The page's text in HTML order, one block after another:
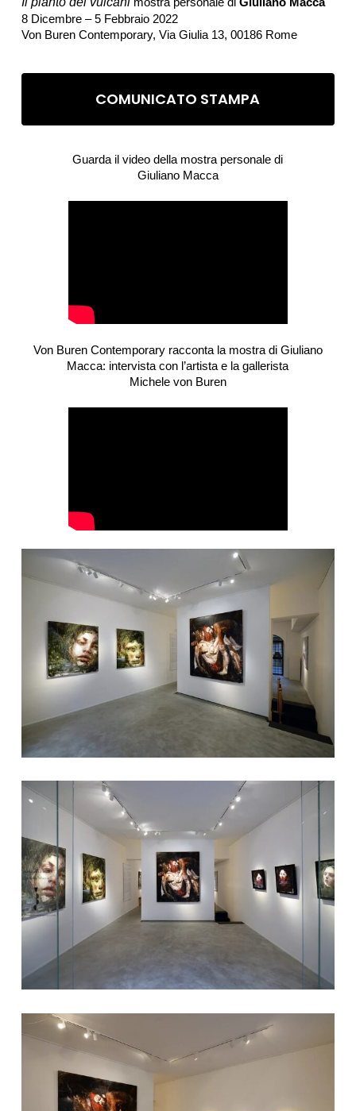
8 Dicembre – 5 Febbraio 2022
Von Buren Contemporary, Via Giulia 13, 00186 Rome
COMUNICATO STAMPA
Guarda il video della mostra personale di
Giuliano Macca
Von Buren Contemporary racconta la mostra di Giuliano
Macca: intervista con l’artista e la gallerista
Michele von Buren